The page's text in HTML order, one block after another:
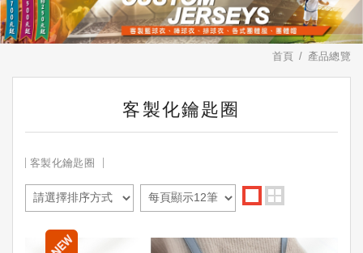
首頁 產品總覽
客製化鑰匙圈
客製化鑰匙圈